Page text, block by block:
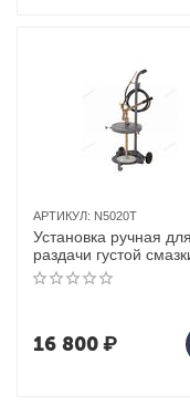
АРТИКУЛ: N5020T
Установка ручная для
раздачи густой
бочек 20-60 л, с
16 800₽